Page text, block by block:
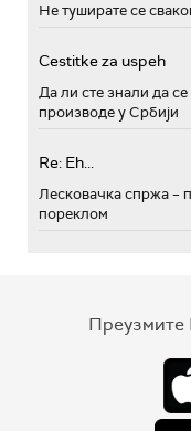
Не туширате се
Cestitke za uspeh
Да ли сте знали да
производе у Србији
Re: Eh...
Лесковачка спржа –
пореклом
Преузмите